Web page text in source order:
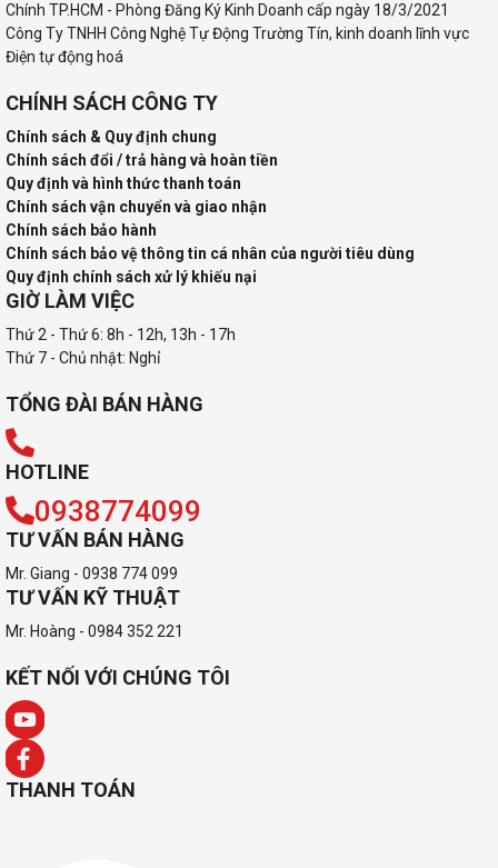
Chính TP.HCM - Phòng Đăng Ký Kinh Doanh cấp ngày 18/3/2021
Công Ty TNHH Công Nghệ Tự Động Trường Tín, kinh doanh lĩnh vực
Điện tự động hoá
CHÍNH SÁCH CÔNG TY
Chính sách & Quy định chung
Chính sách đổi / trả hàng và hoàn tiền
Quy định và hình thức thanh toán
Chính sách vận chuyển và giao nhận
Chính sách bảo hành
Chính sách bảo vệ thông tin cá nhân của người tiêu dùng
Quy định chính sách xử lý khiếu nại
GIỜ LÀM VIỆC
Thứ 2 - Thứ 6: 8h - 12h, 13h - 17h
Thứ 7 - Chủ nhật: Nghỉ
TỔNG ĐÀI BÁN HÀNG
HOTLINE
0938774099
TƯ VẤN BÁN HÀNG
Mr. Giang - 0938 774 099
TƯ VẤN KỸ THUẬT
Mr. Hoàng - 0984 352 221
KẾT NỐI VỚI CHÚNG TÔI
THANH TOÁN